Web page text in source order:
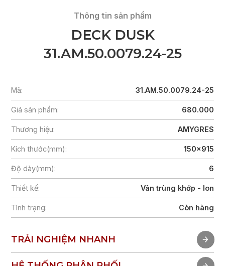
Thông tin sản phẩm
DECK DUSK
31.AM.50.0079.24-25
Mã: 31.AM.50.0079.24-25
Giá sản phẩm: 680.000
Thương hiệu: AMYGRES
Kích thước(mm): 150x915
Độ dày(mm): 6
Thiết kế: Vân trùng khớp - Ion
Tình trạng: Còn hàng
TRẢI NGHIỆM NHANH
TRẢI NGHIỆM NHANH